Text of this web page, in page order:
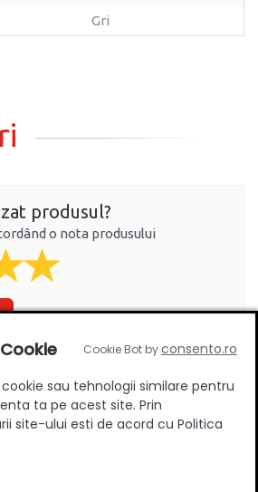
Gri
produsul?
o nota produsului
al produsului
Cookie Bot byconsento.ro
sau tehnologii similare pentru
ta pe acest site. Prin
ului esti de acord cu Politica